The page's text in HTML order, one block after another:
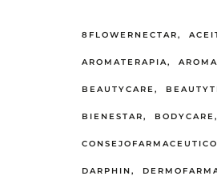
8FLOWERNECTAR
AROMATERAPIA
BEAUTYCARE
BIENESTAR BODYCARE
CONSEJOFARMACEUTICO
DARPHIN